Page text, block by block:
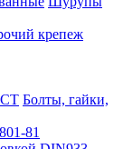
крепеж
Болты, гайки,
81